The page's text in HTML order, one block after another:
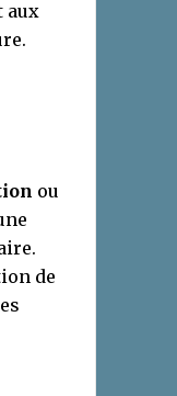
aux
ou
de